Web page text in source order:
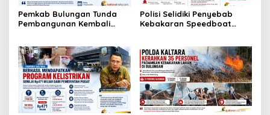
Pemkab Bulungan Tunda
Pembangunan Kembali
Polisi Selidiki Penyebab
Kebakaran Speedboat